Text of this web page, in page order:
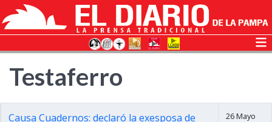
Testaferro
Causa Cuadernos: declaró la exesposa de
26 Mayo